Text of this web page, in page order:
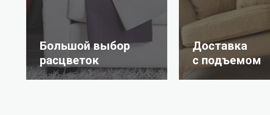
Большой выбор
расцветок
Доставка
с подъемом